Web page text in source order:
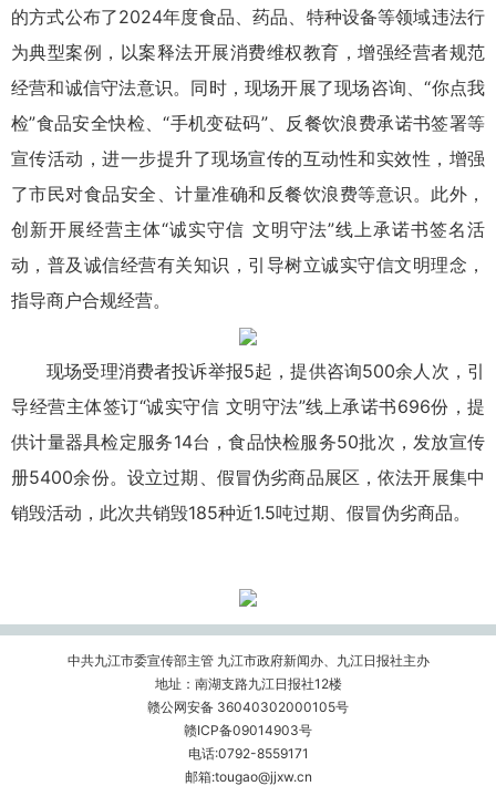
的方式公布了2024年度食品、药品、特种设备等领域违法行
为典型案例，以案释法开展消费维权教育，增强经营者规范
经营和诚信守法意识。同时，现场开展了现场咨询、“你点我
检”食品安全快检、“手机变砝码”、反餐饮浪费承诺书签署等
宣传活动，进一步提升了现场宣传的互动性和实效性，增强
了市民对食品安全、计量准确和反餐饮浪费等意识。此外，
创新开展经营主体“诚实守信 文明守法”线上承诺书签名活
动，普及诚信经营有关知识，引导树立诚实守信文明理念，
指导商户合规经营。
现场受理消费者投诉举报5起，提供咨询500余人次，引
导经营主体签订“诚实守信 文明守法”线上承诺书696份，提
供计量器具检定服务14台，食品快检服务50批次，发放宣传
册5400余份。设立过期、假冒伪劣商品展区，依法开展集中
销毁活动，此次共销毁185种近1.5吨过期、假冒伪劣商品。
中共九江市委宣传部主管 九江市政府新闻办、九江日报社主办
地址：南湖支路九江日报社12楼
赣公网安备 36040302000105号
赣ICP备09014903号
电话:0792-8559171
邮箱:tougao@jjxw.cn